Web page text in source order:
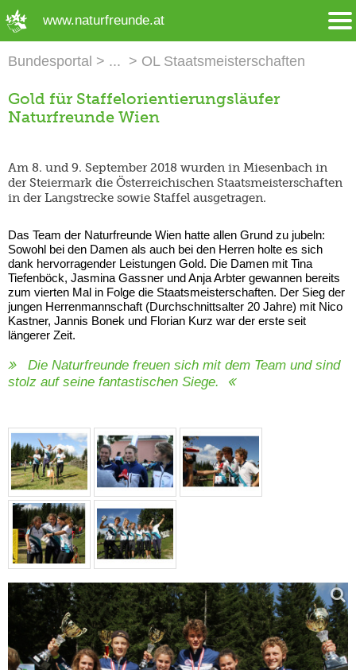
www.naturfreunde.at
Bundesportal OL Staatsmeisterschaften
Gold für Staffelorientierungsläufer
Naturfreunde Wien
Am 8. und 9. September 2018 wurden in Miesenbach in
der Steiermark die Österreichischen Staatsmeisterschaften
in der Langstrecke sowie Staffel ausgetragen.
Das Team der Naturfreunde Wien hatte allen Grund zu jubeln:
Sowohl bei den Damen als auch bei den Herren holte es sich
dank hervorragender Leistungen Gold. Die Damen mit Tina
Tiefenböck, Jasmina Gassner und Anja Arbter gewannen bereits
zum vierten Mal in Folge die Staatsmeisterschaften. Der Sieg der
jungen Herrenmannschaft (Durchschnittsalter 20 Jahre) mit Nico
Kastner, Jannis Bonek und Florian Kurz war der erste seit
längerer Zeit.
Die Naturfreunde freuen sich mit dem Team und sind
stolz auf seine fantastischen Siege.